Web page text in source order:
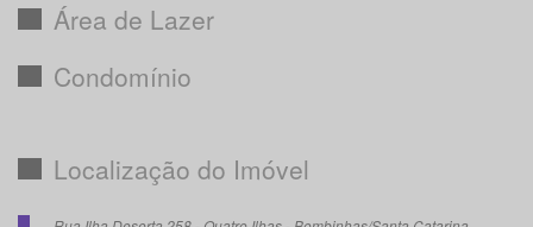
Área de Lazer
Condomínio
Localização do Imóvel